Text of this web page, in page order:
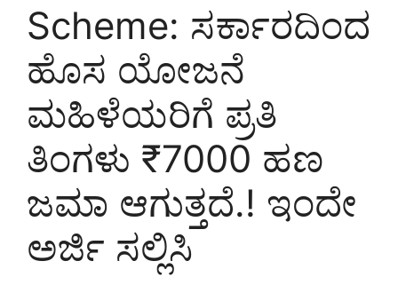
Scheme: ಸರ್ಕಾರದಿಂದ
ಹೊಸ ಯೋಜನೆ
ಮಹಿಳೆಯರಿಗೆ ಪ್ರತಿ
ತಿಂಗಳು ₹7000 ಹಣ
ಜಮಾ ಆಗುತ್ತದೆ.! ಇಂದೇ
ಅರ್ಜಿ ಸಲ್ಲಿಸಿ